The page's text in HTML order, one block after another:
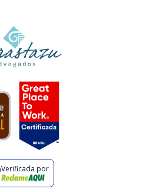
Verificada por